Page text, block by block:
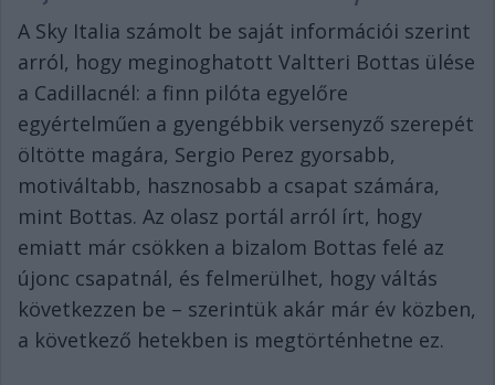
A Sky Italia számolt be saját információi szerint
arról, hogy meginoghatott Valtteri Bottas ülése
a Cadillacnél: a finn pilóta egyelőre
egyértelműen a gyengébbik versenyző szerepét
öltötte magára, Sergio Perez gyorsabb,
motiváltabb, hasznosabb a csapat számára,
mint Bottas. Az olasz portál arról írt, hogy
emiatt már csökken a bizalom Bottas felé az
újonc csapatnál, és felmerülhet, hogy váltás
következzen be – szerintük akár már év közben,
a következő hetekben is megtörténhetne ez.